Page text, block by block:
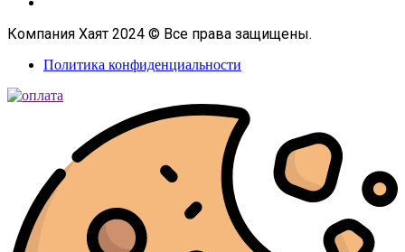
Компания Хаят 2024 © Все права защищены.
Политика конфиденциальности